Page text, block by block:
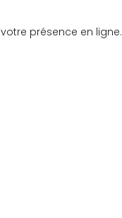
présence en ligne.